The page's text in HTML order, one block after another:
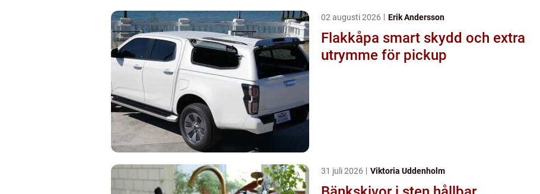
02 augusti 2026 Erik Andersson
Flakkåpa smart skydd och extra
utrymme för pickup
31 juli 2026 Viktoria Uddenholm